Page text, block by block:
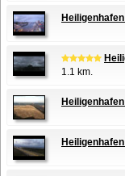
Heiligenhafen
1.1 km.
Heiligenhafen
Heiligenhafen